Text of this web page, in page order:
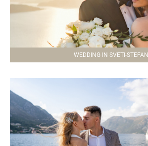
WEDDING IN SVETI-STEFAN